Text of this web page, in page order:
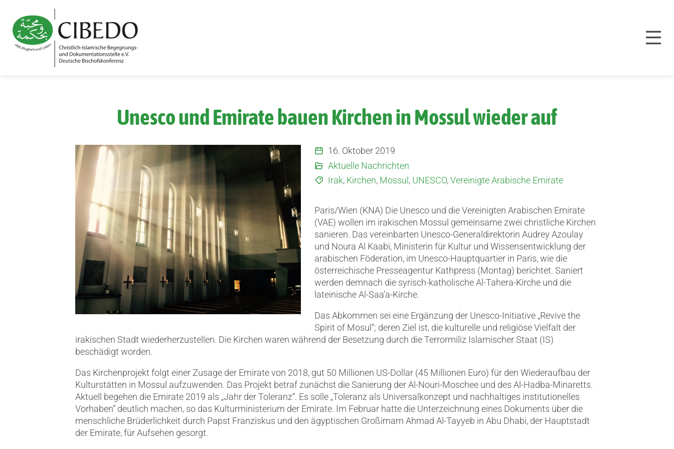
Unesco und Emirate bauen Kirchen in Mossul wieder auf
16. Oktober 2019
Aktuelle Nachrichten
Irak, Kirchen, Mossul , UNESCO,Vereinigte Arabische Emirate
Paris/Wien (KNA) Die Unesco und die Vereinigten Arabischen Emirate
(VAE) wollen im irakischen Mossul gemeinsame zwei christliche Kirchen
sanieren. Das vereinbarten Unesco-Generaldirektorin Audrey Azoulay
und Noura Al Kaabi, Ministerin für Kultur und Wissensentwicklung der
arabischen Föderation, im Unesco-Hauptquartier in Paris, wie die
österreichische Presseagentur Kathpress (Montag) berichtet. Saniert
werden demnach die syrisch-katholische Al-Tahera-Kirche und die
lateinische Al-Saa’a-Kirche.
Das Abkommen sei eine Ergänzung der Unesco-Initiative „Revive the
Spirit of Mosul“; deren Ziel ist, die kulturelle und religiöse Vielfalt der
irakischen Stadt wiederherzustellen. Die Kirchen waren während der Besetzung durch die Terrormiliz Islamischer Staat (IS)
beschädigt worden.
Das Kirchenprojekt folgt einer Zusage der Emirate von 2018, gut 50 Millionen US-Dollar (45 Millionen Euro) für den Wiederaufbau der
Kulturstätten in Mossul aufzuwenden. Das Projekt betraf zunächst die Sanierung der Al-Nouri-Moschee und des Al-Hadba-Minaretts.
Aktuell begehen die Emirate 2019 als „Jahr der Toleranz“. Es solle „Toleranz als Universalkonzept und nachhaltiges institutionelles
Vorhaben“ deutlich machen, so das Kulturministerium der Emirate. Im Februar hatte die Unterzeichnung eines Dokuments über die
menschliche Brüderlichkeit durch Papst Franziskus und den ägyptischen Großimam Ahmad Al-Tayyeb in Abu Dhabi, der Hauptstadt
der Emirate, für Aufsehen gesorgt.